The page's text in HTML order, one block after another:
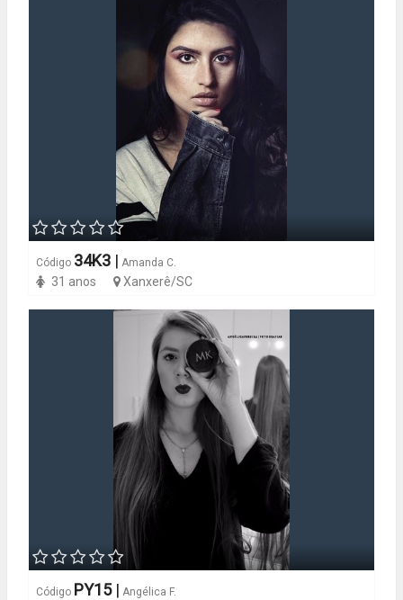
Código 34K3 | Amanda C.
31 anos Xanxerê/SC
Código PY15 | Angélica F.